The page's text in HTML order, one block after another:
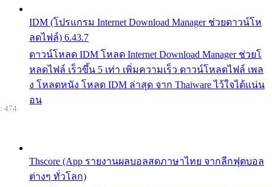
IDM (โปรแกรม Internet Download Manager ช่วยดาวน์โห
ลดไฟล์) 6.43.7
ดาวน์โหลด IDM โหลด Internet Download Manager ช่วยโ
หลดไฟล์ เร็วขึ้น 5 เท่า เพิ่มความเร็ว ดาวน์โหลดไฟล์ เพล
ง โหลดหนัง โหลด IDM ล่าสุด จาก Thaiware ไว้ใจได้แน่น
อน
Thscore (App รายงานผลบอลสดภาษาไทย จากลีกฟุตบอล
ต่างๆ ทั่วโลก)
474